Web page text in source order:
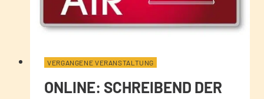
VERGANGENE VERANSTALTUNG
ONLINE: SCHREIBEND DER